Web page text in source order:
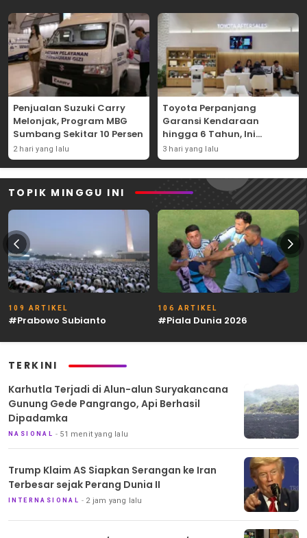
Penjualan Suzuki Carry
Melonjak, Program MBG
Sumbang Sekitar 10 Persen
2 hari yang lalu
Toyota Perpanjang
Garansi Kendaraan
hingga 6 Tahun, Ini
Syaratnya
3 hari yang lalu
TOPIK MINGGU INI
109 ARTIKEL
#Prabowo Subianto
106 ARTIKEL
#Piala Dunia 2026
TERKINI
Karhutla Terjadi di Alun-alun Suryakancana
Gunung Gede Pangrango, Api Berhasil
Dipadamka
NASIONAL 51 menit yang lalu
Trump Klaim AS Siapkan Serangan ke Iran
Terbesar sejak Perang Dunia II
INTERNASIONAL 2 jam yang lalu